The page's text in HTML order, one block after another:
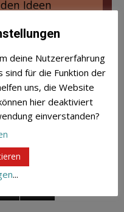
Ideen
in deinem
deine Nutzererfahrung
sind für die Funktion der
uns, die Website
hier deaktiviert
einverstanden?
...